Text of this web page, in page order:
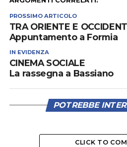
PROSSIMO ARTICOLO
TRA ORIENTE E
Appuntamento a Formia
IN EVIDENZA
CINEMA SOCIALE
La rassegna a Bassiano
POTREBBE
CLICK TO